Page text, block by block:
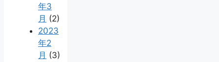
年3
月 (2)
2023
年2
月 (3)